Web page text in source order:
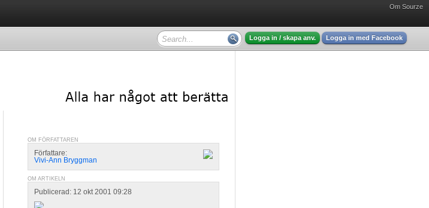
Om Sourze
Logga in / skapa anv. Logga in med Facebook
OM FÖRFATTAREN
Författare:
Vivi-Ann Bryggman
OM ARTIKELN
Publicerad: 12 okt 2001 09:28